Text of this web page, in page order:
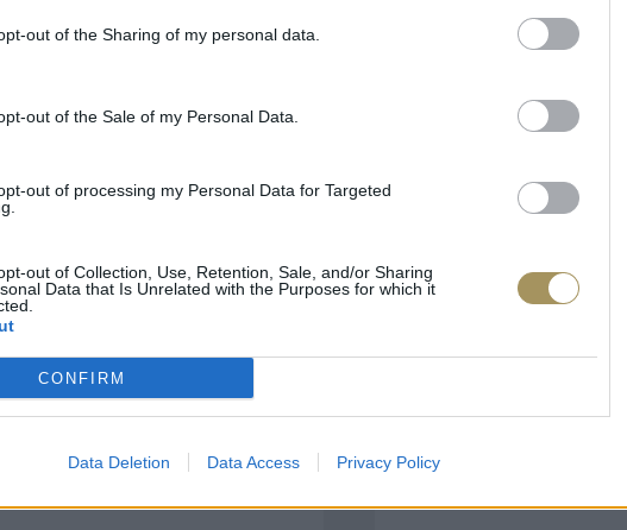
out of the Sharing of my personal data.
out of the Sale of my Personal Data.
out of processing my Personal Data for Targeted
out of Collection, Use, Retention, Sale, and/or Sharing
Data that Is Unrelated with the Purposes for which it
CONFIRM
Data Deletion Data Access Privacy Policy
Που Ταιριάζουν
Εδώ θα βρείτε τις κορυφαίες